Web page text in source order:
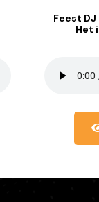
Feest
Het